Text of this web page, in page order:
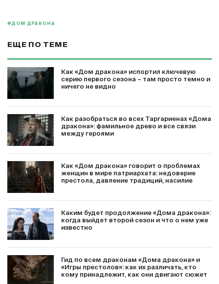
#ДОМ ДРАКОНА
ЕЩЕ ПО ТЕМЕ
Как «Дом дракона» испортил ключевую
серию первого сезона – там просто темно и
ничего не видно
Как разобраться во всех Таргариенах «Дома
дракона»: фамильное древо и все связи
между героями
Как «Дом дракона» говорит о проблемах
женщин в мире патриархата: недоверие
престола, давление традиций, насилие
Каким будет продолжение «Дома дракона»:
когда выйдет второй сезон и что о нем уже
известно
Гид по всем драконам «Дома дракона» и
«Игры престолов»: как их различать, кто
кому принадлежит, как они двигают сюжет